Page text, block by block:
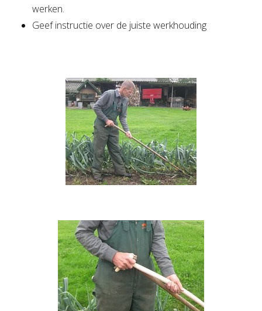
werken.
Geef instructie over de juiste werkhouding